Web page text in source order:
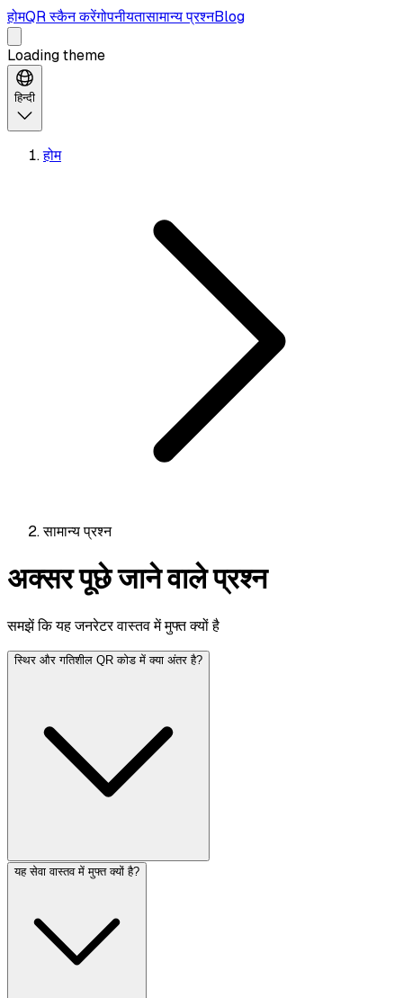
होमQR स्कैन करेंगोपनीयतासामान्य प्रश्नBlog
Loading theme
हिन्दी
होम
सामान्य प्रश्न
अक्सर पूछे जाने वाले प्रश्न
समझें कि यह जनरेटर वास्तव में मुफ्त क्यों है
स्थिर और गतिशील QR कोड में क्या अंतर है?
यह सेवा वास्तव में मुफ्त क्यों है?